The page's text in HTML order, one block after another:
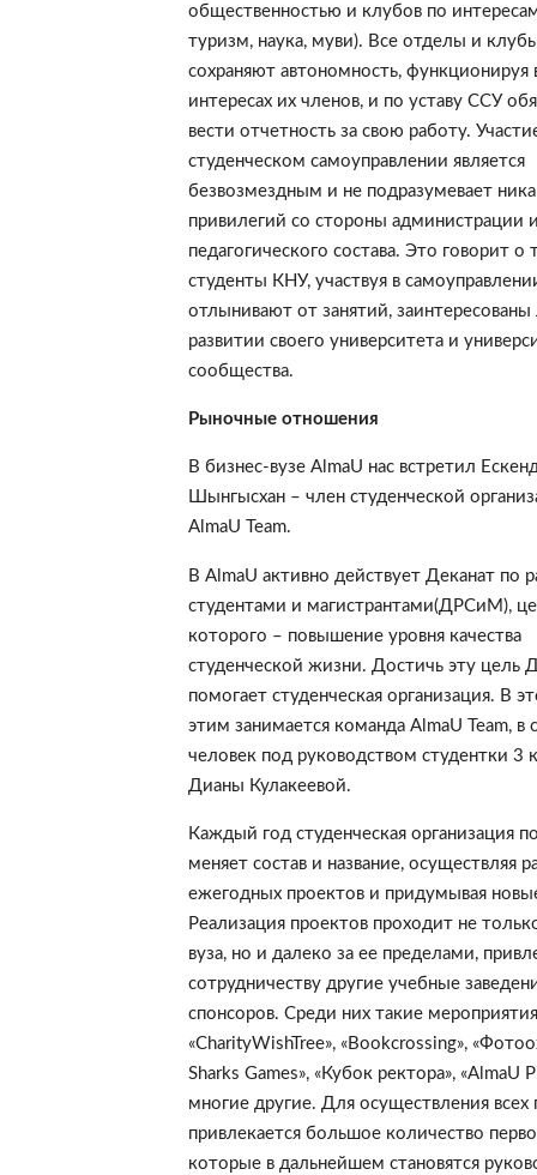
общественностью и клубов по
туризм, наука, муви). Все отделы и
сохраняют автономность, функционируя
интересах их членов, и по уставу ССУ
вести отчетность за свою работу.
студенческом самоуправлении является
безвозмездным и не подразумевает
привилегий со стороны администрации
педагогического состава. Это говорит о
студенты КНУ, участвуя в
отлынивают от занятий,
развитии своего университета и
сообщества.
Рыночные отношения
В бизнес-вузе AlmaU нас встретил
Шынгысхан – член студенческой
AlmaU Team.
В AlmaU активно действует Деканат по
студентами и магистрантами(ДРСиМ),
которого – повышение уровня качества
студенческой жизни. Достичь эту цель
помогает студенческая организация. В
этим занимается команда AlmaU Team, в
человек под руководством студентки 3
Дианы Кулакеевой.
Каждый год студенческая организация
меняет состав и название, осуществляя
ежегодных проектов и придумывая
Реализация проектов проходит не
вуза, но и далеко за ее пределами,
сотрудничеству другие учебные
спонсоров. Среди них такие
«CharityWishTree», «Bookcrossing»,
Sharks Games», «Кубок ректора», «AlmaU
многие другие. Для осуществления всех
привлекается большое количество
которые в дальнейшем становятся